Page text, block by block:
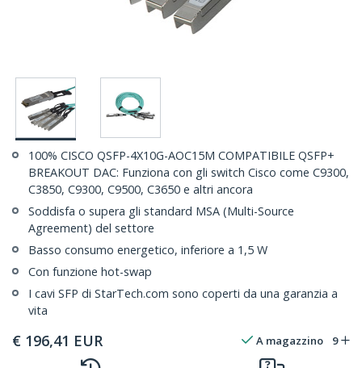
100% CISCO QSFP-4X10G-AOC15M COMPATIBILE QSFP+
BREAKOUT DAC: Funziona con gli switch Cisco come C9300,
C3850, C9300, C9500, C3650 e altri ancora
Soddisfa o supera gli standard MSA (Multi-Source
Agreement) del settore
Basso consumo energetico, inferiore a 1,5 W
Con funzione hot-swap
I cavi SFP di StarTech.com sono coperti da una garanzia a
vita
€ 196,41 EUR A magazzino 9